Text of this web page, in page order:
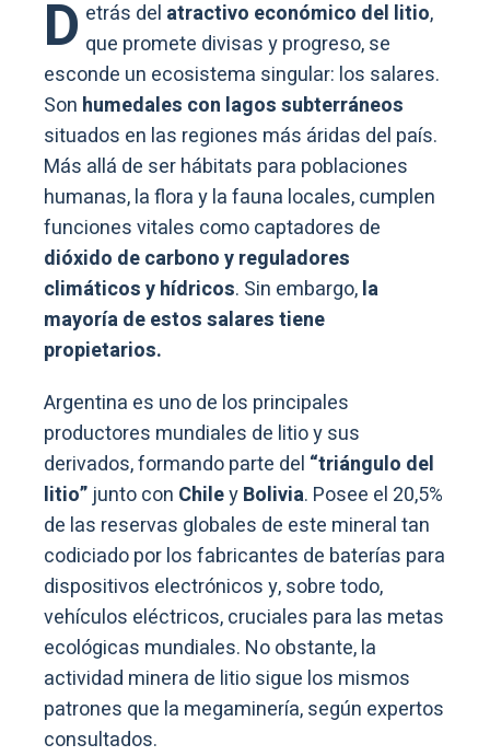
D etrás del atractivo económico del litio,
que promete divisas y progreso, se
esconde un ecosistema singular: los salares.
Son humedales con lagos subterráneos
situados en las regiones más áridas del país.
Más allá de ser hábitats para poblaciones
humanas, la flora y la fauna locales, cumplen
funciones vitales como captadores de
dióxido de carbono y reguladores
climáticos y hídricos. Sin embargo,la
mayoría de estos salares tiene
propietarios.
Argentina es uno de los principales
productores mundiales de litio y sus
derivados, formando parte del “triángulo del
litio” junto con ChileyBolivia. Posee el 20,5%
de las reservas globales de este mineral tan
codiciado por los fabricantes de baterías para
dispositivos electrónicos y, sobre todo,
vehículos eléctricos, cruciales para las metas
ecológicas mundiales. No obstante, la
actividad minera de litio sigue los mismos
patrones que la megaminería, según expertos
consultados.